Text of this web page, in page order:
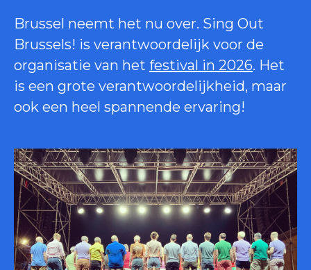
Brussel neemt het nu over. Sing Out
Brussels! is verantwoordelijk voor de
organisatie van het festival in 2026. Het
is een grote verantwoordelijkheid, maar
ook een heel spannende ervaring!